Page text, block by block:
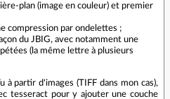
plan (image en couleur) et premier
compression par ondelettes ;
du JBIG, avec notamment une
(la même lettre à plusieurs
à partir d'images (TIFF dans mon cas),
tesseract pour y ajouter une couche